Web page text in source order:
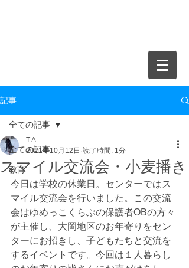
記事
全ての記事
教育
全ての記事
スマイル交流会・小麦播き
T.A
2021年10月12日 読了時間: 1分
今日は学校の休業日。センターではス
マイル交流会を行いました。この交流
会はゆめっこくらぶの保護者OBの方々
が主催し、大岡地区のお年寄りをセン
ターにお招きし、子どもたちと交流を
するイベントです。今回は１人暮らし